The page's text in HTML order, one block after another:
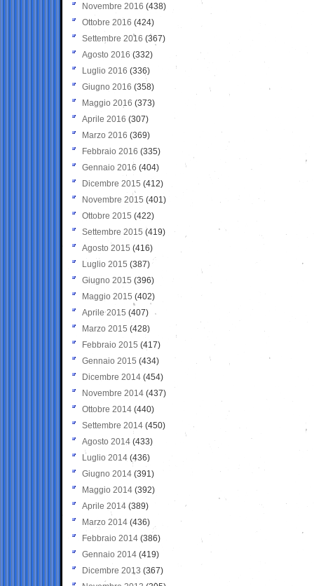
Novembre 2016 (438)
Ottobre 2016 (424)
Settembre 2016 (367)
Agosto 2016 (332)
Luglio 2016 (336)
Giugno 2016 (358)
Maggio 2016 (373)
Aprile 2016 (307)
Marzo 2016 (369)
Febbraio 2016 (335)
Gennaio 2016 (404)
Dicembre 2015 (412)
Novembre 2015 (401)
Ottobre 2015 (422)
Settembre 2015 (419)
Agosto 2015 (416)
Luglio 2015 (387)
Giugno 2015 (396)
Maggio 2015 (402)
Aprile 2015 (407)
Marzo 2015 (428)
Febbraio 2015 (417)
Gennaio 2015 (434)
Dicembre 2014 (454)
Novembre 2014 (437)
Ottobre 2014 (440)
Settembre 2014 (450)
Agosto 2014 (433)
Luglio 2014 (436)
Giugno 2014 (391)
Maggio 2014 (392)
Aprile 2014 (389)
Marzo 2014 (436)
Febbraio 2014 (386)
Gennaio 2014 (419)
Dicembre 2013 (367)